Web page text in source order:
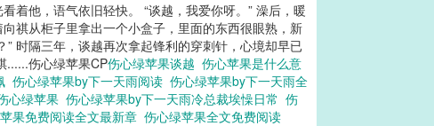
着他，语气依旧轻快。 “谈越，我爱你呀。” 澡后，暖
祺从柜子里拿出一个小盒子，里面的东西很眼熟，新
时隔三年，谈越再次拿起锋利的穿刺针，心境却早已
......伤心绿苹果CP伤心绿苹果谈越 伤心苹果是什么意
伤心绿苹果by下一天雨阅读 伤心绿苹果by下一天雨全
心绿苹果 伤心绿苹果by下一天雨冷总裁埃懆日常 伤
果免费阅读全文最新章 伤心绿苹果全文免费阅读